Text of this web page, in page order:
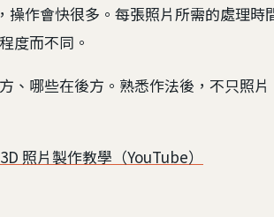
作會快很多。每張照片所需的處理時
度而不同。
、哪些在後方。熟悉作法後，不只照
照片製作教學（YouTube）